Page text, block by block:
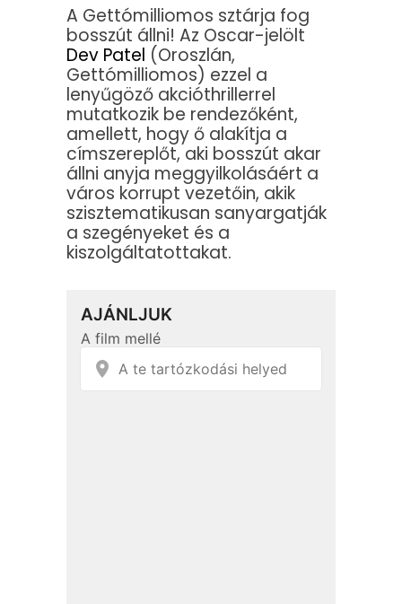
A Gettómilliomos sztárja fog
bosszút állni! Az Oscar-jelölt
Dev Patel (Oroszlán,
Gettómilliomos) ezzel a
lenyűgöző akcióthrillerrel
mutatkozik be rendezőként,
amellett, hogy ő alakítja a
címszereplőt, aki bosszút akar
állni anyja meggyilkolásáért a
város korrupt vezetőin, akik
szisztematikusan sanyargatják
a szegényeket és a
kiszolgáltatottakat.